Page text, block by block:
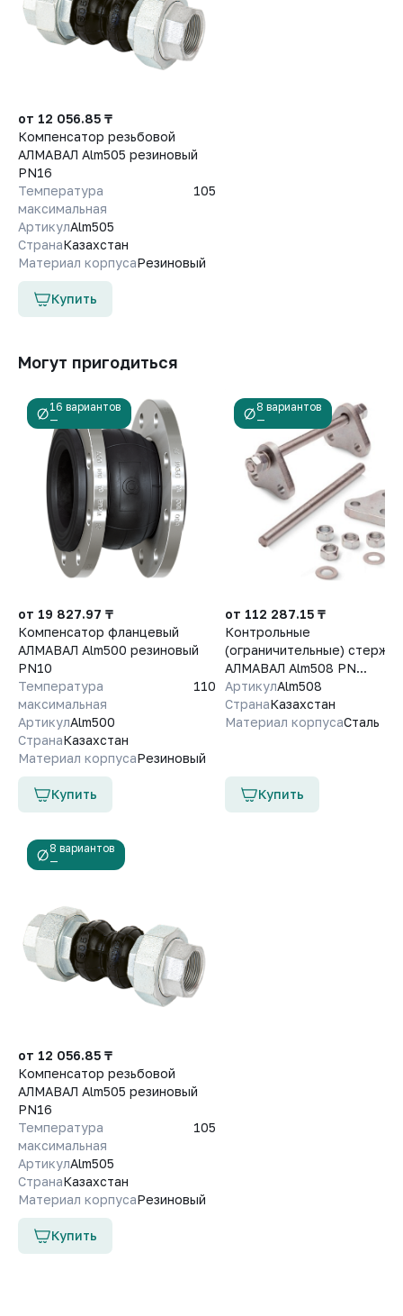
от 12 056.85 ₸
Компенсатор резьбовой
АЛМАВАЛ Alm505 резиновый
PN16
Температура
максимальная
105
АртикулAlm505
СтранаКазахстан
Материал корпусаРезиновый
Купить
Могут пригодиться
16 вариантов
—
от 19 827.97 ₸
Компенсатор фланцевый
АЛМАВАЛ Alm500 резиновый
PN10
Температура
максимальная
110
АртикулAlm500
СтранаКазахстан
Материал корпусаРезиновый
Купить
8 вариантов
—
от 112 287.15 ₸
Контрольные
(ограничительные) стержни
АЛМАВАЛ Alm508 PN...
АртикулAlm508
СтранаКазахстан
Материал корпусаСталь
Купить
8 вариантов
—
от 12 056.85 ₸
Компенсатор резьбовой
АЛМАВАЛ Alm505 резиновый
PN16
Температура
максимальная
105
АртикулAlm505
СтранаКазахстан
Материал корпусаРезиновый
Купить